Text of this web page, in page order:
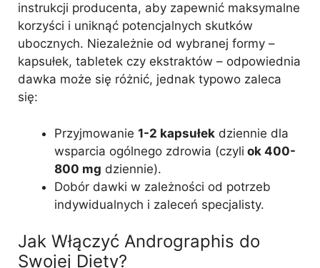
instrukcji producenta, aby zapewnić maksymalne
korzyści i uniknąć potencjalnych skutków
ubocznych. Niezależnie od wybranej formy –
kapsułek, tabletek czy ekstraktów – odpowiednia
dawka może się różnić, jednak typowo zaleca
się:
Przyjmowanie 1-2 kapsułek dziennie dla
wsparcia ogólnego zdrowia (czyli ok 400-
800 mg dziennie).
Dobór dawki w zależności od potrzeb
indywidualnych i zaleceń specjalisty.
Jak Włączyć Andrographis do
Swojej Diety?